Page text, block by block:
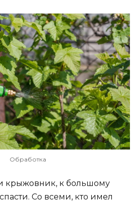
Обработка
крыжовник, к большому
Со всеми, кто имел